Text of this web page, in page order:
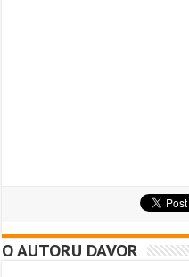
O AUTORU DAVOR